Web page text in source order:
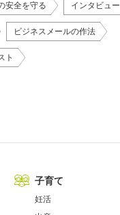
安全を守る インタビュー
ビジネスメールの作法
ト
子育て
妊活